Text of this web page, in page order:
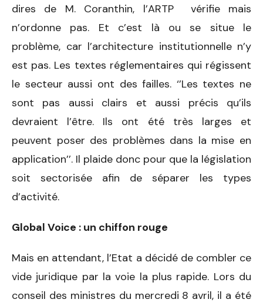
dires de M. Coranthin, l’ARTP vérifie mais
n’ordonne pas. Et c’est là ou se situe le
problème, car l’architecture institutionnelle n’y
est pas. Les textes réglementaires qui régissent
le secteur aussi ont des failles. ‘’Les textes ne
sont pas aussi clairs et aussi précis qu’ils
devraient l’être. Ils ont été très larges et
peuvent poser des problèmes dans la mise en
application’’. Il plaide donc pour que la législation
soit sectorisée afin de séparer les types
d’activité.
Global Voice : un chiffon rouge
Mais en attendant, l’Etat a décidé de combler ce
vide juridique par la voie la plus rapide. Lors du
conseil des ministres du mercredi 8 avril, il a été